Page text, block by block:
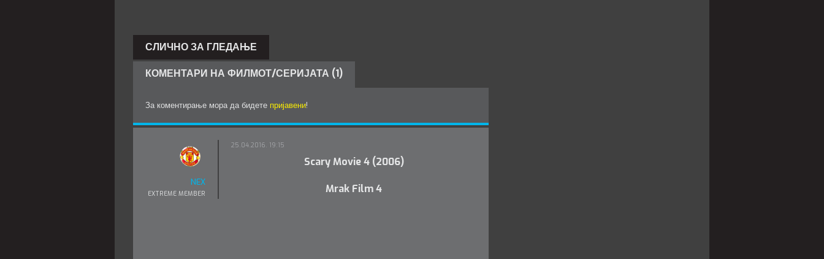
СЛИЧНО ЗА ГЛЕДАЊЕ
КОМЕНТАРИ НА ФИЛМОТ/СЕРИЈАТА (1)
За коментирање мора да бидете пријавени!
NEX
EXTREME MEMBER
25.04.2016. 19:15
Scary Movie 4 (2006)
Mrak Film 4